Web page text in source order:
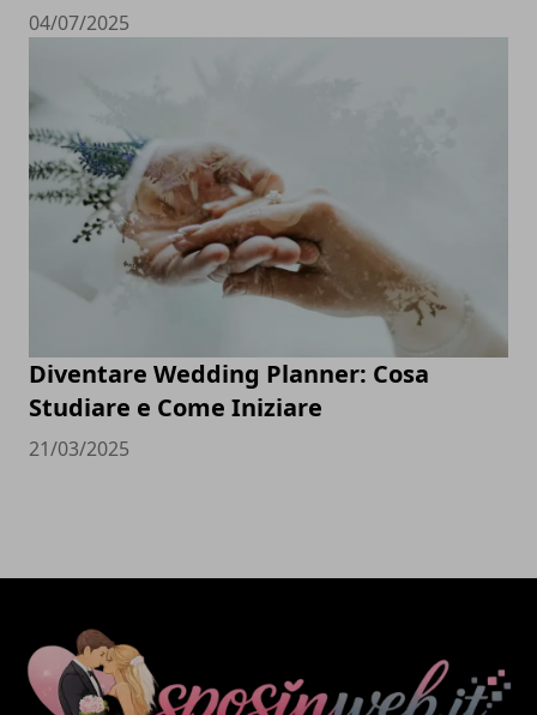
04/07/2025
Diventare Wedding Planner: Cosa
Studiare e Come Iniziare
21/03/2025